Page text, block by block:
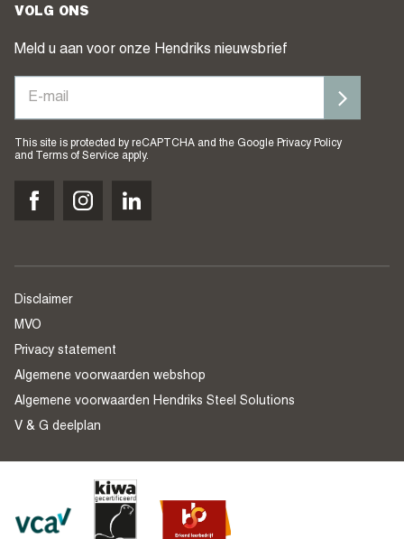
VOLG ONS
Meld u aan voor onze Hendriks nieuwsbrief
This site is protected by reCAPTCHA and the Google Privacy Policy
and
Terms of Service apply.
Disclaimer
MVO
Privacy statement
Algemene voorwaarden webshop
Algemene voorwaarden Hendriks Steel Solutions
V & G deelplan